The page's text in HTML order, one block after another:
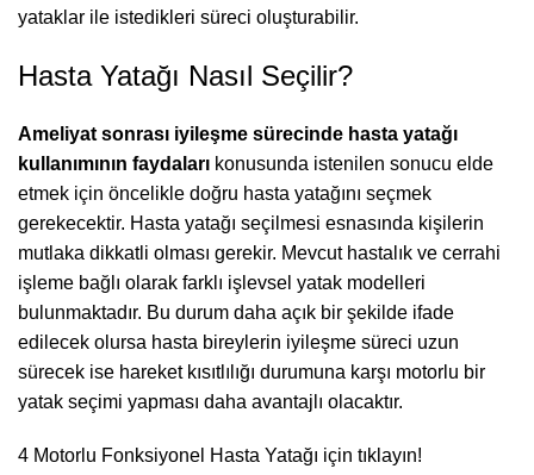
yataklar ile istedikleri süreci oluşturabilir.
Hasta Yatağı Nasıl Seçilir?
Ameliyat sonrası iyileşme sürecinde hasta yatağı
kullanımının faydaları konusunda istenilen sonucu elde
etmek için öncelikle doğru hasta yatağını seçmek
gerekecektir. Hasta yatağı seçilmesi esnasında kişilerin
mutlaka dikkatli olması gerekir. Mevcut hastalık ve cerrahi
işleme bağlı olarak farklı işlevsel yatak modelleri
bulunmaktadır. Bu durum daha açık bir şekilde ifade
edilecek olursa hasta bireylerin iyileşme süreci uzun
sürecek ise hareket kısıtlılığı durumuna karşı motorlu bir
yatak seçimi yapması daha avantajlı olacaktır.
4 Motorlu Fonksiyonel Hasta Yatağı için tıklayın!